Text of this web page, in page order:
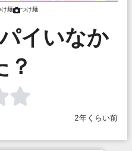
け麺 つけ麺
イいなか
？
2年くらい前